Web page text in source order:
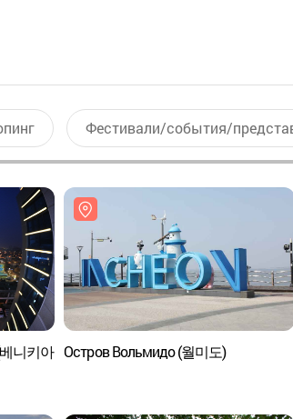
Фестивали/события/
니키아 Остров Вольмидо (월미도)